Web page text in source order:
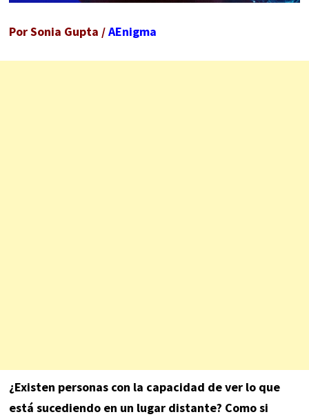
Por Sonia Gupta /AEnigma
¿Existen personas con la capacidad de ver lo que
está sucediendo en un lugar distante? Como si